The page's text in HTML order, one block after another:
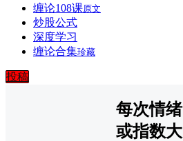
缠论108课原文
炒股公式
深度学习
缠论合集珍藏
投稿
每次情绪
或指数大